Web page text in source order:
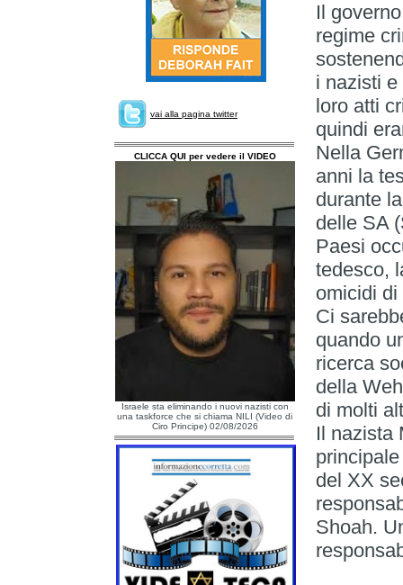
vai alla pagina twitter
CLICCA QUI per vedere il VIDEO
Israele sta eliminando i nuovi nazisti con
una taskforce che si chiama NILI (Video di
Ciro Principe) 02/08/2026
Il
regime
i nazisti
loro atti
quindi
Nella
anni la
durante
delle SA
Paesi
tedesco,
omicidi
Ci
quando
ricerca
della
di molti
Il nazista
del XX
Shoah.